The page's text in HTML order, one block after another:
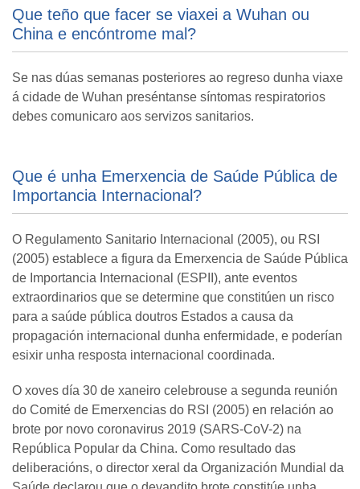
Que teño que facer se viaxei a Wuhan ou
China e encóntrome mal?
Se nas dúas semanas posteriores ao regreso dunha viaxe
á cidade de Wuhan preséntanse síntomas respiratorios
debes comunicaro aos servizos sanitarios.
Que é unha Emerxencia de Saúde Pública de
Importancia Internacional?
O Regulamento Sanitario Internacional (2005), ou RSI
(2005) establece a figura da Emerxencia de Saúde Pública
de Importancia Internacional (ESPII), ante eventos
extraordinarios que se determine que constitúen un risco
para a saúde pública doutros Estados a causa da
propagación internacional dunha enfermidade, e poderían
esixir unha resposta internacional coordinada.
O xoves día 30 de xaneiro celebrouse a segunda reunión
do Comité de Emerxencias do RSI (2005) en relación ao
brote por novo coronavirus 2019 (SARS-CoV-2) na
República Popular da China. Como resultado das
deliberacións, o director xeral da Organización Mundial da